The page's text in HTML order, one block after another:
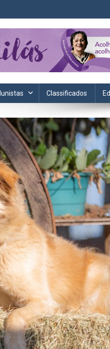
esportes e cotidiano.
Classificados